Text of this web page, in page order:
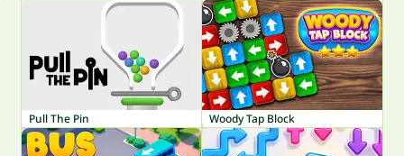
Pull The Pin Woody Tap Block